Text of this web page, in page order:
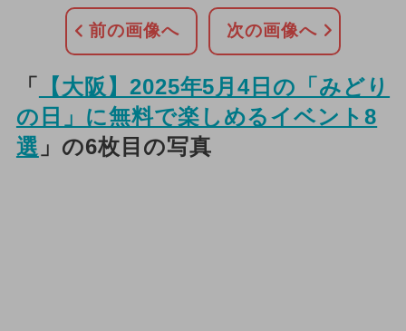
前の画像へ 次の画像へ
「 【大阪】2025年5月4日の「みどり
の日」に無料で楽しめるイベント8
選 」の6枚目の写真